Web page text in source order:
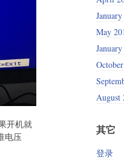
开机就
电压
May
August
其它
登录